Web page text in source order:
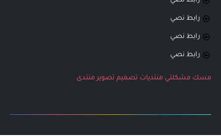
رابط نصي
رابط نصي
رابط نصي
مسك مشكلتي منتديات تصميم تصوير منتدى